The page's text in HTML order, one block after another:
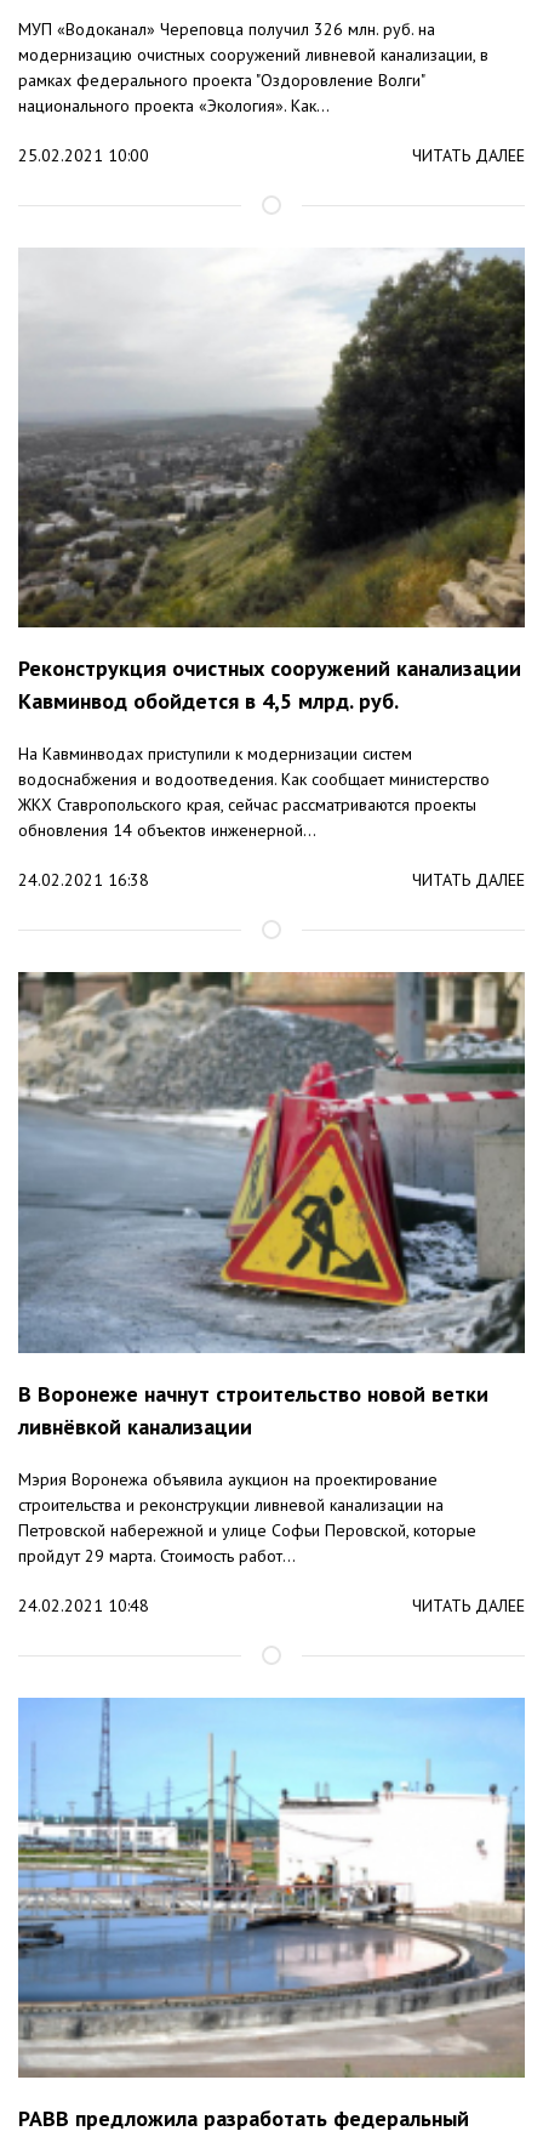
МУП «Водоканал» Череповца получил 326 млн. руб. на
модернизацию очистных сооружений ливневой канализации, в
рамках федерального проекта "Оздоровление Волги"
национального проекта «Экология». Как...
25.02.2021 10:00 ЧИТАТЬ ДАЛЕЕ
Реконструкция очистных сооружений канализации
Кавминвод обойдется в 4,5 млрд. руб.
На Кавминводах приступили к модернизации систем
водоснабжения и водоотведения. Как сообщает министерство
ЖКХ Ставропольского края, сейчас рассматриваются проекты
обновления 14 объектов инженерной...
24.02.2021 16:38 ЧИТАТЬ ДАЛЕЕ
В Воронеже начнут строительство новой ветки
ливнёвкой канализации
Мэрия Воронежа объявила аукцион на проектирование
строительства и реконструкции ливневой канализации на
Петровской набережной и улице Софьи Перовской, которые
пройдут 29 марта. Стоимость работ...
24.02.2021 10:48 ЧИТАТЬ ДАЛЕЕ
РАВВ предложила разработать федеральный